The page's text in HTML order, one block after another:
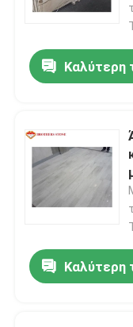
Καλύτερη
Καλύτερη